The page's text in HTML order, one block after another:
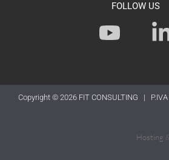
FOLLOW US
Y
o
t
u
i
Copyright © 2026 FIT CONSULTING |
Hosting